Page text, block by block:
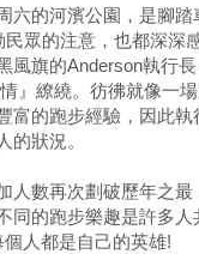
六的河濱公園，是腳
眾的注意，也都深深
風旗的Anderson執行
』繚繞。彷彿就像一
富的跑步經驗，因此
的狀況。
人數再次劃破歷年之
同的跑步樂趣是許多
人都是自己的英雄!